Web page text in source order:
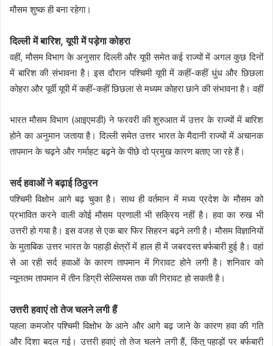
मौसम शुष्क ही बना रहेगा।
दिल्ली में बारिश, यूपी में पड़ेगा कोहरा
वहीं, मौसम विभाग के अनुसार दिल्ली और यूपी समेत कई राज्यों में अगल कुछ दिनों
में बारिश की संभावना है। इस दौरान पश्चिमी यूपी में कहीं-कहीं धुंध और छिछला
कोहरा और पूर्वी यूपी में कहीं-कहीं छिछला से मध्यम कोहरा छाने की संभावना है। वहीं
भारत मौसम विभाग (आइएमडी) ने फरवरी की शुरुआत में उत्तर के राज्यों में बारिश
होने का अनुमान जताया है। दिल्ली समेत उत्तर भारत के मैदानी राज्यों में अचानक
तापमान के चढ़ने और गर्माहट बढ़ने के पीछे दो प्रमुख कारण बताए जा रहे हैं।
सर्द हवाओं ने बढ़ाई ठिठुरन
पश्चिमी विक्षोभ आगे बढ़ चुका है। साथ ही वर्तमान में मध्य प्रदेश के मौसम को
प्रभावित करने वाली कोई मौसम प्रणाली भी सक्रिय नहीं है। हवा का रुख भी
उत्तरी हो गया है। इस वजह से एक बार फिर सिहरन बढ़ने लगी है। मौसम विज्ञानियों
के मुताबिक उत्तर भारत के पहाड़ी क्षेत्रों में हाल ही में जबरदस्त बर्फबारी हुई है। वहां
से आ रही सर्द हवाओं के कारण तापमान में गिरावट होने लगी है। शनिवार को
न्यूनतम तापमान में तीन डिग्री सेल्सियस तक की गिरावट हो सकती है।
उत्तरी हवाएं तो तेज चलने लगी हैं
पहला कमजोर पश्चिमी विक्षोभ के आने और आगे बढ़ जाने के कारण हवा की गति
और दिशा बदल गई। उत्तरी हवाएं तो तेज चलने लगी हैं, किंतु पहाड़ों पर बर्फबारी